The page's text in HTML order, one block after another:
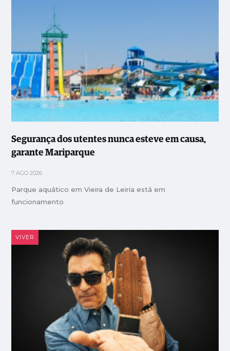
Segurança dos utentes nunca esteve em causa,
garante Mariparque
7 AGO 2026
Parque aquático em Vieira de Leiria está em
funcionamento
VIVER